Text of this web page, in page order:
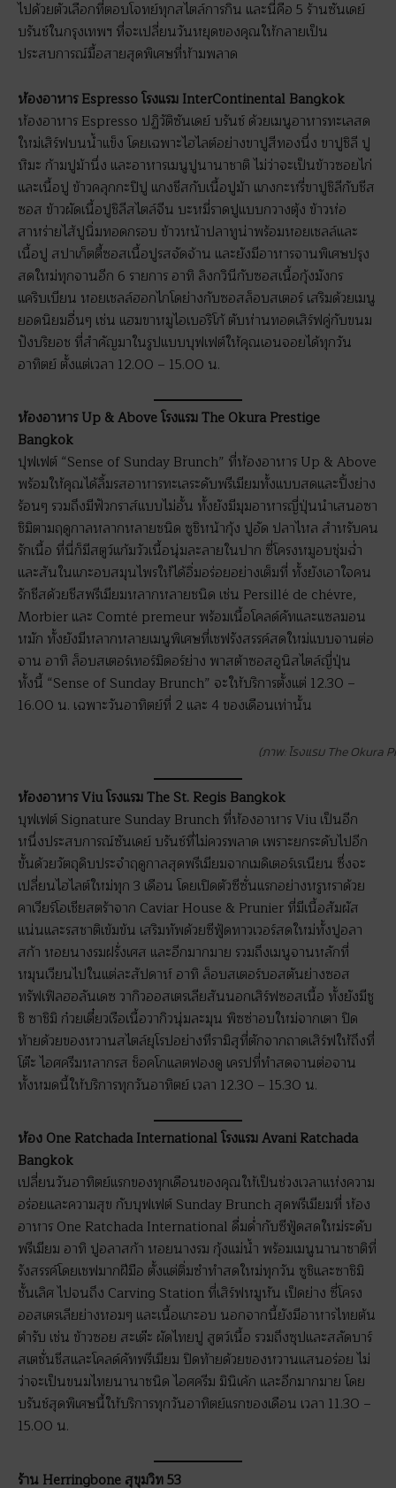
ไปด้วยตัวเลือกที่ตอบโจทย์ทุกสไตล์การกิน และนี่คือ 5 ร้านซันเดย์
บรันช์ในกรุงเทพฯ ที่จะเปลี่ยนวันหยุดของคุณให้กลายเป็น
ประสบการณ์มื้อสายสุดพิเศษที่ห้ามพลาด
ห้องอาหาร Espresso โรงแรม InterContinental Bangkok
ห้องอาหาร Espresso ปฏิวัติซันเดย์ บรันช์ ด้วยเมนูอาหารทะเลสด
ใหม่เสิร์ฟบนน้ำแข็ง โดยเฉพาะไฮไลต์อย่างขาปูสีทองนึ่ง ขาปูชิลี ปู
หิมะ ก้ามปูม้านึ่ง และอาหารเมนูปูนานาชาติ ไม่ว่าจะเป็นข้าวซอยไก่
และเนื้อปู ข้าวคลุกกะปิปู แกงชีสกับเนื้อปูม้า แกงกะหรี่ขาปูชิลีกับชีส
ซอส ข้าวผัดเนื้อปูชิลีสไตล์จีน บะหมี่ราดปูแบบกวางตุ้ง ข้าวห่อ
สาหร่ายไส้ปูนิ่มทอดกรอบ ข้าวหน้าปลาทูน่าพร้อมหอยเชลล์และ
เนื้อปู สปาเก็ตตี้ซอสเนื้อปูรสจัดจ้าน และยังมีอาหารจานพิเศษปรุง
สดใหม่ทุกจานอีก 6 รายการ อาทิ ลิงกวินีกับซอสเนื้อกุ้งมังกร
แคริบเบียน หอยเชลล์ฮอกไกโดย่างกับซอสล็อบสเตอร์ เสริมด้วยเมนู
ยอดนิยมอื่นๆ เช่น แฮมขาหมูไอเบอริโก้ ตับห่านทอดเสิร์ฟคู่กับขนม
ปังบริยอช ที่สำคัญมาในรูปแบบบุฟเฟต์ให้คุณเอนจอยได้ทุกวัน
อาทิตย์ ตั้งแต่เวลา 12.00 – 15.00 น.
ห้องอาหาร Up & Above โรงแรม The Okura Prestige
Bangkok
ปุฟเฟต์ “Sense of Sunday Brunch” ที่ห้องอาหาร Up & Above
พร้อมให้คุณได้ลิ้มรสอาหารทะเลระดับพรีเมียมทั้งแบบสดและปิ้งย่าง
ร้อนๆ รวมถึงมีฟัวกราส์แบบไม่อั้น ทั้งยังมีมุมอาหารญี่ปุ่นนำเสนอซา
ชิมิตามฤดูกาลหลากหลายชนิด ซูชิหน้ากุ้ง ปูอัด ปลาไหล สำหรับคน
รักเนื้อ ที่นี่ก็มีสตูว์แก้มวัวเนื้อนุ่มละลายในปาก ซี่โครงหมูอบชุ่มฉ่ำ
และสันในแกะอบสมุนไพรให้ได้อิ่มอร่อยอย่างเต็มที่ ทั้งยังเอาใจคน
รักชีสด้วยชีสพรีเมียมหลากหลายชนิด เช่น Persillé de chévre,
Morbier และ Comté premeur พร้อมเนื้อโคลด์คัทและแซลมอน
หมัก ทั้งยังมีหลากหลายเมนูพิเศษที่เชฟรังสรรค์สดใหม่แบบจานต่อ
จาน อาทิ ล็อบสเตอร์เทอร์มิดอร์ย่าง พาสต้าซอสอูนิสไตล์ญี่ปุ่น
ทั้งนี้ “Sense of Sunday Brunch” จะให้บริการตั้งแต่ 12.30 –
16.00 น. เฉพาะวันอาทิตย์ที่ 2 และ 4 ของเดือนเท่านั้น
(ภาพ: โรงแรม The Okura
ห้องอาหาร Viu โรงแรม The St. Regis Bangkok
บุฟเฟต์ Signature Sunday Brunch ที่ห้องอาหาร Viu เป็นอีก
หนึ่งประสบการณ์ซันเดย์ บรันช์ที่ไม่ควรพลาด เพราะยกระดับไปอีก
ขั้นด้วยวัตถุดิบประจำฤดูกาลสุดพรีเมียมจากเมดิเตอร์เรเนียน ซึ่งจะ
เปลี่ยนไฮไลต์ใหม่ทุก 3 เดือน โดยเปิดตัวซีซั่นแรกอย่างหรูหราด้วย
คาเวียร์โอเชียสตร้าจาก Caviar House & Prunier ที่มีเนื้อสัมผัส
แน่นและรสชาติเข้มข้น เสริมทัพด้วยซีฟู้ดทาวเวอร์สดใหม่ทั้งปูอลา
สก้า หอยนางรมฝรั่งเศส และอีกมากมาย รวมถึงเมนูจานหลักที่
หมุนเวียนไปในแต่ละสัปดาห์ อาทิ ล็อบสเตอร์บอสตันย่างซอส
ทรัฟเฟิลฮอลันเดซ วากิวออสเตรเลียสันนอกเสิร์ฟซอสเนื้อ ทั้งยังมีชู
ชิ ซาชิมิ ก๋วยเตี๋ยวเรือเนื้อวากิวนุ่มละมุน พิซซ่าอบใหม่จากเตา ปิด
ท้ายด้วยของหวานสไตล์ยุโรปอย่างทีรามิสุที่ตักจากถาดเสิร์ฟให้ถึงที่
โต๊ะ ไอศครีมหลากรส ช็อคโกแลตฟองดู เครปที่ทำสดจานต่อจาน
ทั้งหมดนี้ให้บริการทุกวันอาทิตย์ เวลา 12.30 – 15.30 น.
ห้อง One Ratchada International โรงแรม Avani Ratchada
Bangkok
เปลี่ยนวันอาทิตย์แรกของทุกเดือนของคุณให้เป็นช่วงเวลาแห่งความ
อร่อยและความสุข กับบุฟเฟต์ Sunday Brunch สุดพรีเมียมที่ ห้อง
อาหาร One Ratchada International ดื่มด่ำกับซีฟู้ดสดใหม่ระดับ
พรีเมียม อาทิ ปูอลาสก้า หอยนางรม กุ้งแม่น้ำ พร้อมเมนูนานาชาติที่
รังสรรค์โดยเชฟมากฝีมือ ตั้งแต่ติ่มซำทำสดใหม่ทุกวัน ซูชิและซาชิมิ
ชั้นเลิศ ไปจนถึง Carving Station ที่เสิร์ฟหมูหัน เป็ดย่าง ซี่โครง
ออสเตรเลียย่างหอมๆ และเนื้อแกะอบ นอกจากนี้ยังมีอาหารไทยต้น
ตำรับ เช่น ข้าวซอย สะเต๊ะ ผัดไทยปู สูตว์เนื้อ รวมถึงซุปและสลัดบาร์
สเตชั่นชีสและโคลด์คัทพรีเมียม ปิดท้ายด้วยของหวานแสนอร่อย ไม่
ว่าจะเป็นขนมไทยนานาชนิด ไอศครีม มินิเค้ก และอีกมากมาย โดย
บรันช์สุดพิเศษนี้ให้บริการทุกวันอาทิตย์แรกของเดือน เวลา 11.30 –
15.00 น.
ร้าน Herringbone สุขุมวิท 53